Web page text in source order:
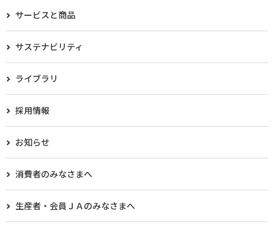
サービスと商品
サステナビリティ
ライブラリ
採用情報
お知らせ
消費者のみなさまへ
生産者・会員ＪＡのみなさまへ​